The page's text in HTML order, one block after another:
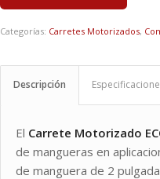
Categorías: Carretes Motorizados,
Descripción
El Carrete Motorizado
de mangueras en
de manguera de 2